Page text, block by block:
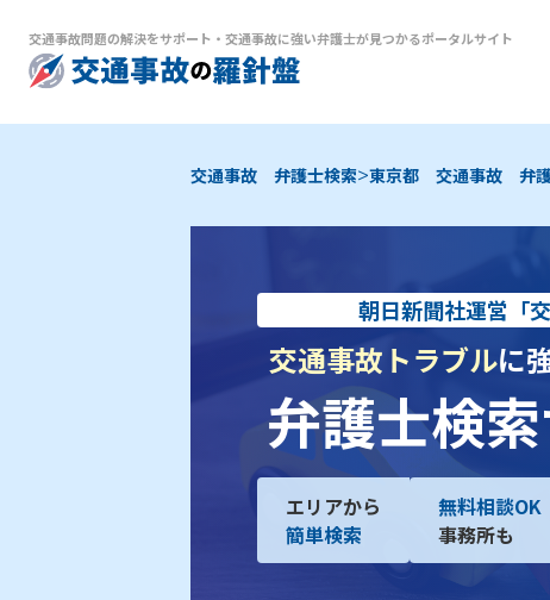
交通事故問題の解決をサポート ・ 交通事故に強い弁護士が見つかるポータルサイト
交通事故 弁護士検索>東京都 交通事故 弁
朝日新聞社運営「
交通事故トラブルに
弁護士検
エリアから
簡単検索
無料相談OK
事務所も